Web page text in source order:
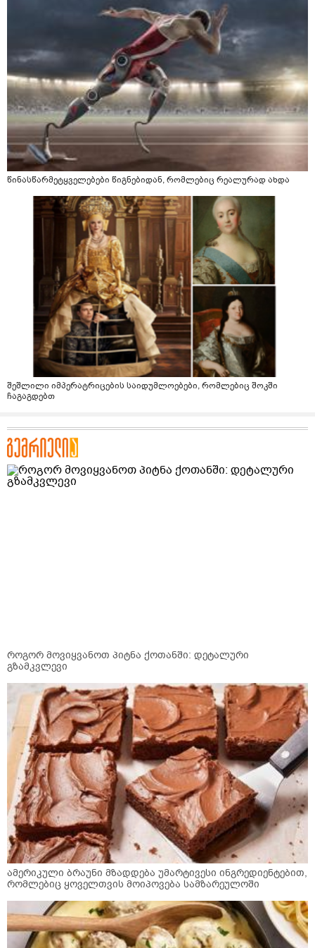
წინასწარმეტყველებები წიგნებიდან, რომლებიც რეალურად ახდა
შეშლილი იმპერატრიცების საიდუმლოებები, რომლებიც შოკში
ჩაგაგდებთ
როგორ მოვიყვანოთ პიტნა ქოთანში: დეტალური
გზამკვლევი
ამერიკული ბრაუნი მზადდება უმარტივესი ინგრედიენტებით,
რომლებიც ყოველთვის მოიპოვება სამზარეულოში